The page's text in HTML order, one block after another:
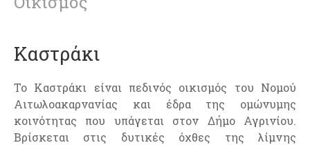
Καστράκι
Το Καστράκι είναι πεδινός οικισμός του Νομού
Αιτωλοακαρνανίας και έδρα της ομώνυμης
κοινότητας που υπάγεται στον Δήμο Αγρινίου.
Βρίσκεται στις δυτικές όχθες της λίμνης